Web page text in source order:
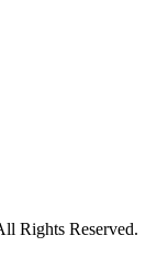
Reserved.